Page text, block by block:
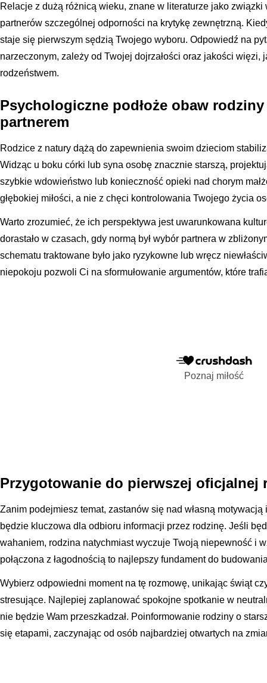
Relacje z dużą różnicą wieku, znane w literaturze jako
partnerów szczególnej odporności na krytykę zewnętrzną.
staje się pierwszym sędzią Twojego wyboru. Odpowiedź na
narzeczonym, zależy od Twojej dojrzałości oraz jakości więzi,
rodzeństwem.
Psychologiczne podłoże obaw
partnerem
Rodzice z natury dążą do zapewnienia swoim dzieciom
Widząc u boku córki lub syna osobę znacznie starszą,
szybkie wdowieństwo lub konieczność opieki nad chorym
głębokiej miłości, a nie z chęci kontrolowania Twojego życia
Warto zrozumieć, że ich perspektywa jest uwarunkowana
dorastało w czasach, gdy normą był wybór partnera w
schematu traktowane było jako ryzykowne lub wręcz
niepokoju pozwoli Ci na sformułowanie argumentów, które
Poznaj miłość
Przygotowanie do pierwszej oficjalnej
Zanim podejmiesz temat, zastanów się nad własną
będzie kluczowa dla odbioru informacji przez rodzinę. Jeśli
wahaniem, rodzina natychmiast wyczuje Twoją niepewność i
połączona z łagodnością to najlepszy fundament do
Wybierz odpowiedni moment na tę rozmowę, unikając świąt
stresujące. Najlepiej zaplanować spokojne spotkanie w
nie będzie Wam przeszkadzał. Poinformowanie rodziny o
się etapami, zaczynając od osób najbardziej otwartych na